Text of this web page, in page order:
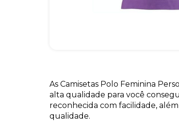
As Camisetas Polo Feminina
alta qualidade para você
reconhecida com facilidade,
qualidade.